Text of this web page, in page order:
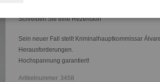
Schreiben Sie eine Rezension
Sein neuer Fall stellt Kriminalhauptkommissar
Herausforderungen.
Hochspannung garantiert!
Artikelnummer 3458